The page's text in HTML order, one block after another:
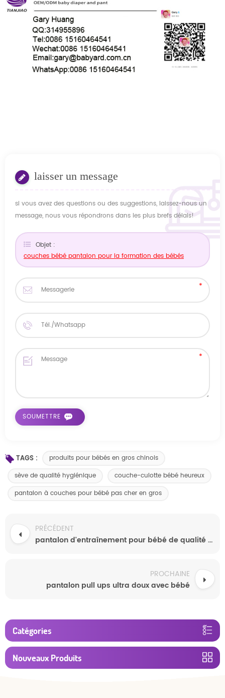
laisser un message
si vous avez des questions ou des suggestions, laissez-nous un
message, nous vous répondrons dans les plus brefs délais!
Objet :
couches bébé pantalon pour la formation des bébés
TAGS :
produits pour bébés en gros chinois
sève de qualité hygiénique
couche-culotte bébé heureux
pantalon à couches pour bébé pas cher en gros
PRÉCÉDENT
pantalon d'entraînement pour bébé de qualité supérieure
PROCHAINE
pantalon pull ups ultra doux avec bébé
Catégories
Nouveaux Produits